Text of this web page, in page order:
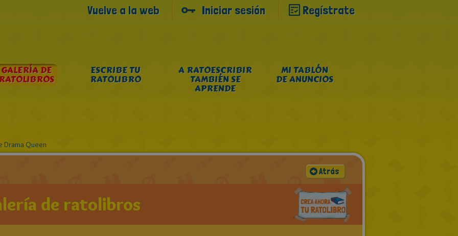
Vuelve a la web Iniciar sesión Regístrate
GALERÍA DE ESCRIBE TU
RATOLIBRO
A RATOESCRIBIR
TAMBIÉN SE
APRENDE
MI TABLÓN
DE ANUNCIOS
Drama Queen
de ratolibros
Atrás